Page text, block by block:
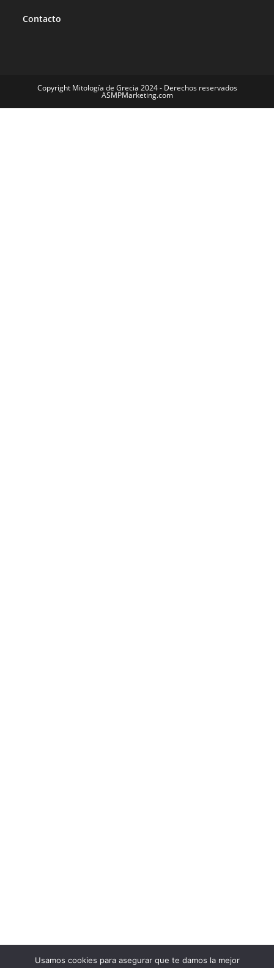
Contacto
Copyright Mitología de Grecia 2024 - Derechos reservados
ASMPMarketing.com
Usamos cookies para asegurar que te damos la mejor